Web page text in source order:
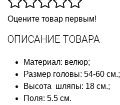
Оцените товар первым!
ОПИСАНИЕ ТОВАРА
Материал: велюр;
Размер головы: 54-60 см.;
Высота шляпы: 18 см.;
Поля: 5.5 см.